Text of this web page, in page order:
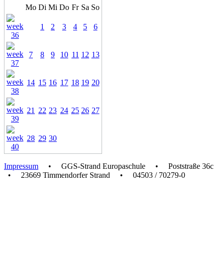
Mo Di Mi Do Fr Sa So
1 2 3 4 5 6
7 8 9 10 11 12 13
14 15 16 17 18 19 20
21 22 23 24 25 26 27
28 29 30
Impressum • GGS-Strand Europaschule • Poststraße 36c
• 23669 Timmendorfer Strand • 04503 / 70279-0